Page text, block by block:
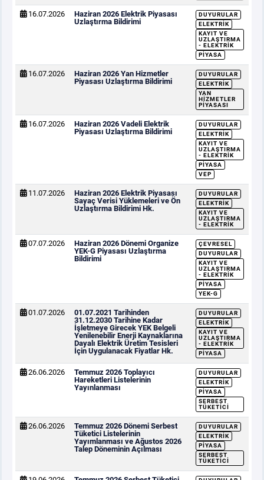
16.07.2026
Haziran 2026 Elektrik Piyasası
Uzlaştırma Bildirimi
DUYURULAR
ELEKTRIK
KAYIT VE
UZLAŞTIRMA
- ELEKTRIK
PIYASA
16.07.2026
Haziran 2026 Yan Hizmetler
Piyasası Uzlaştırma Bildirimi
DUYURULAR
ELEKTRIK
YAN
HIZMETLER
PIYASASI
16.07.2026
Haziran 2026 Vadeli Elektrik
Piyasası Uzlaştırma Bildirimi
DUYURULAR
ELEKTRIK
KAYIT VE
UZLAŞTIRMA
- ELEKTRIK
PIYASA
VEP
11.07.2026
Haziran 2026 Elektrik Piyasası
Sayaç Verisi Yüklemeleri ve Ön
Uzlaştırma Bildirimi Hk.
DUYURULAR
ELEKTRIK
KAYIT VE
UZLAŞTIRMA
- ELEKTRIK
07.07.2026
Haziran 2026 Dönemi Organize
YEK-G Piyasası Uzlaştırma
Bildirimi
ÇEVRESEL
DUYURULAR
KAYIT VE
UZLAŞTIRMA
- ELEKTRIK
PIYASA
YEK-G
01.07.2026
01.07.2021 Tarihinden
31.12.2030 Tarihine Kadar
İşletmeye Girecek YEK Belgeli
Yenilenebilir Enerji Kaynaklarına
Dayalı Elektrik Üretim Tesisleri
İçin Uygulanacak Fiyatlar Hk.
DUYURULAR
ELEKTRIK
KAYIT VE
UZLAŞTIRMA
- ELEKTRIK
PIYASA
26.06.2026
Temmuz 2026 Toplayıcı
Hareketleri Listelerinin
Yayınlanması
DUYURULAR
ELEKTRIK
PIYASA
SERBEST
TÜKETICI
26.06.2026
Temmuz 2026 Dönemi Serbest
Tüketici Listelerinin
Yayımlanması ve Ağustos 2026
Talep Döneminin Açılması
DUYURULAR
ELEKTRIK
PIYASA
SERBEST
TÜKETICI